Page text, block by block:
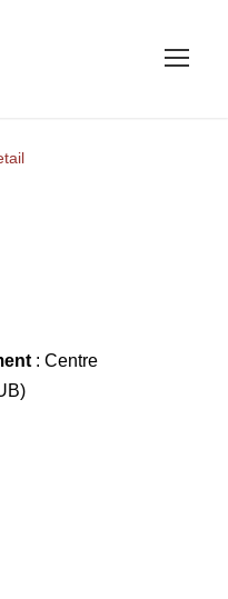
: Centre